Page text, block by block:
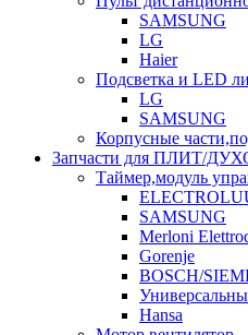
SAMSUNG
LG
Haier
Подсветка и LED
LG
SAMSUNG
Корпусные
Запчасти для ПЛИТ/
Таймер,модуль
SAMSUNG
Merloni
Gorenje
BOSCH/
Hansa